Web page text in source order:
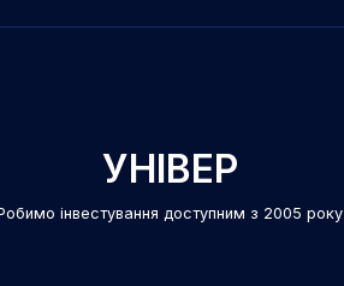
УНІВЕР
інвестування доступним з 2005 року